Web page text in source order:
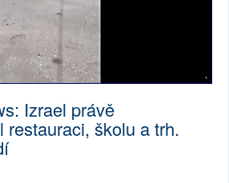
Izrael právě
restauraci, školu a trh.